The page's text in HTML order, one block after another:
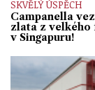
SKVĚLÝ ÚSPĚCH
Campanella
zlata z velkého
v Singapuru!